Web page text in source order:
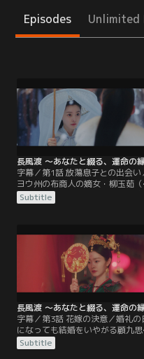
Episodes Unlimited
字幕／第1話 放蕩息子との出会い
ヨウ州の布商人の嫡女・柳玉茹（
ウ・ユールー）は病弱の母・蘇婉
（スー・ワン）の薬を買うため自
家の一人息子・顧九思（グー・
スー）に売り渡されていた。柳玉
は皮衣を取り返そうと、会った
もない顧九思に直談判しに行くが
九思は柳玉茹をからかい…。
Subtitle
字幕／第3話 花嫁の決意／婚礼の
になっても結婚をいやがる顧九思
ぎりぎりまで逃げ回るが、ついに
る決意をして婚儀を無事に終わら
Subtitle